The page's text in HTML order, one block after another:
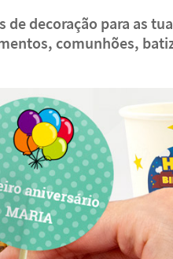
decoração para as
comunhões,